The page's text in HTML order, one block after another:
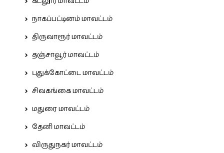
நாகப்பட்டினம் மாவட்டம்
திருவாரூர் மாவட்டம்
தஞ்சாவூர் மாவட்டம்
புதுக்கோட்டை மாவட்டம்
சிவகங்கை மாவட்டம்
மதுரை மாவட்டம்
தேனி மாவட்டம்
விருதுநகர் மாவட்டம்